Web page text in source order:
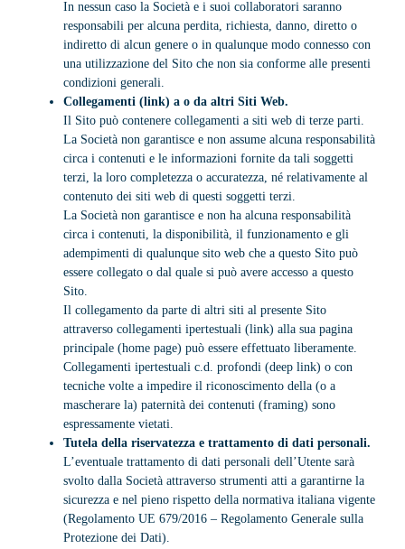
In nessun caso la Società e i suoi collaboratori saranno
responsabili per alcuna perdita, richiesta, danno, diretto o
indiretto di alcun genere o in qualunque modo connesso con
una utilizzazione del Sito che non sia conforme alle presenti
condizioni generali.
Collegamenti (link) a o da altri Siti Web.
Il Sito può contenere collegamenti a siti web di terze parti.
La Società non garantisce e non assume alcuna responsabilità
circa i contenuti e le informazioni fornite da tali soggetti
terzi, la loro completezza o accuratezza, né relativamente al
contenuto dei siti web di questi soggetti terzi.
La Società non garantisce e non ha alcuna responsabilità
circa i contenuti, la disponibilità, il funzionamento e gli
adempimenti di qualunque sito web che a questo Sito può
essere collegato o dal quale si può avere accesso a questo
Sito.
Il collegamento da parte di altri siti al presente Sito
attraverso collegamenti ipertestuali (link) alla sua pagina
principale (home page) può essere effettuato liberamente.
Collegamenti ipertestuali c.d. profondi (deep link) o con
tecniche volte a impedire il riconoscimento della (o a
mascherare la) paternità dei contenuti (framing) sono
espressamente vietati.
Tutela della riservatezza e trattamento di dati personali.
L’eventuale trattamento di dati personali dell’Utente sarà
svolto dalla Società attraverso strumenti atti a garantirne la
sicurezza e nel pieno rispetto della normativa italiana vigente
(Regolamento UE 679/2016 – Regolamento Generale sulla
Protezione dei Dati).